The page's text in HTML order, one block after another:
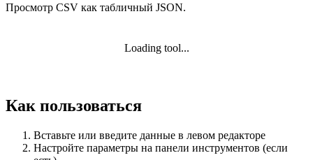
Просмотр CSV как табличный JSON.
Loading tool...
Как пользоваться
Вставьте или введите данные в левом редакторе
Настройте параметры на панели инструментов (если